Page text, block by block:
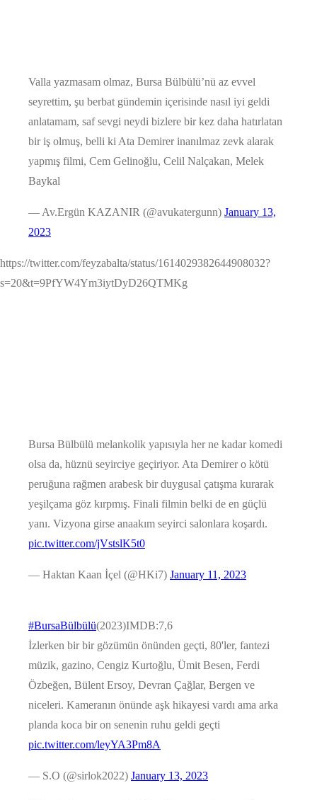
Valla yazmasam olmaz, Bursa Bülbülü’nü az evvel
seyrettim, şu berbat gündemin içerisinde nasıl iyi geldi
anlatamam, saf sevgi neydi bizlere bir kez daha hatırlatan
bir iş olmuş, belli ki Ata Demirer inanılmaz zevk alarak
yapmış filmi, Cem Gelinoğlu, Celil Nalçakan, Melek
Baykal
— Av.Ergün KAZANIR (@avukatergunn) January 13,
2023
https://twitter.com/feyzabalta/status/1614029382644908032?
s=20&t=9PfYW4Ym3iytDyD26QTMKg
Bursa Bülbülü melankolik yapısıyla her ne kadar komedi
olsa da, hüznü seyirciye geçiriyor. Ata Demirer o kötü
peruğuna rağmen arabesk bir duygusal çatışma kurarak
yeşilçama göz kırpmış. Finali filmin belki de en güçlü
yanı. Vizyona girse anaakım seyirci salonlara koşardı.
pic.twitter.com/jVstslK5t0
— Haktan Kaan İçel (@HKi7) January 11, 2023
#BursaBülbülü(2023)IMDB:7,6
İzlerken bir bir gözümün önünden geçti, 80'ler, fantezi
müzik, gazino, Cengiz Kurtoğlu, Ümit Besen, Ferdi
Özbeğen, Bülent Ersoy, Devran Çağlar, Bergen ve
niceleri. Kameranın önünde aşk hikayesi vardı ama arka
planda koca bir on senenin ruhu geldi geçti
pic.twitter.com/leyYA3Pm8A
— S.O (@sirlok2022) January 13, 2023